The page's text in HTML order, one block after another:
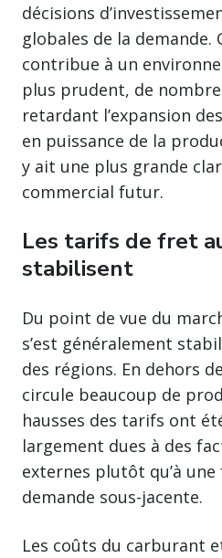
décisions
globales de la
contribue à un
plus prudent, de
retardant l’expansion
en puissance de la
y ait une plus grande
commercial futur.
Les tarifs de fret
stabilisent
Du point de vue du
s’est généralement
des régions. En dehors
circule beaucoup de
hausses des tarifs ont
largement dues à des
externes plutôt qu’à
demande sous-jacente.
Les coûts du carburant